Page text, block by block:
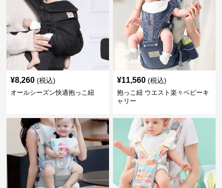
¥8,260 (税込)
オールシーズン快適抱っこ紐
¥11,560 (税込)
抱っこ紐 ウエスト楽々ベビーキ
ャリー